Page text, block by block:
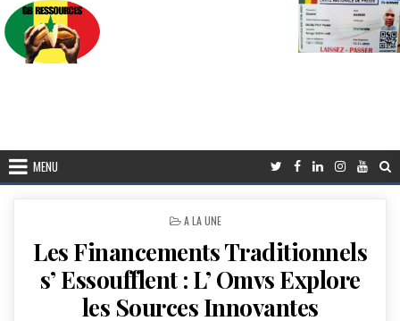
MENU
POSTED
A LA UNE
Les Financements Traditionnels
s’ Essoufflent : L’ Omvs Explore
les Sources Innovantes